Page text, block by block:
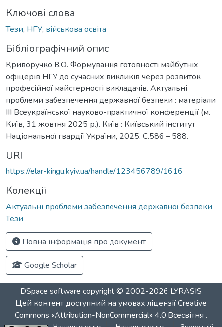
Ключові слова
Тези, НГУ, військова освіта
Бібліографічний опис
Криворучко В.О. Формування готовності майбутніх
офіцерів НГУ до сучасних викликів через розвиток
професійної майстерності викладачів. Актуальні
проблеми забезпечення державної безпеки : матеріали
ІІІ Всеукраїнської науково-практичної конференції (м.
Київ, 31 жовтня 2025 р.). Київ : Київський інститут
Національної гвардії України, 2025. С.586 – 588.
URI
https://elar-kingu.kyiv.ua/handle/123456789/1616
Колекції
Актуальні проблеми забезпечення державної безпеки
Тези
Повна інформація про документ
Google Scholar
DSpace software copyright © 2002-2026 LYRASIS
Цей контент доступний на умовах ліцензіїCreative
Commons «Attribution-NonCommercial» 4.0 Всесвітня .